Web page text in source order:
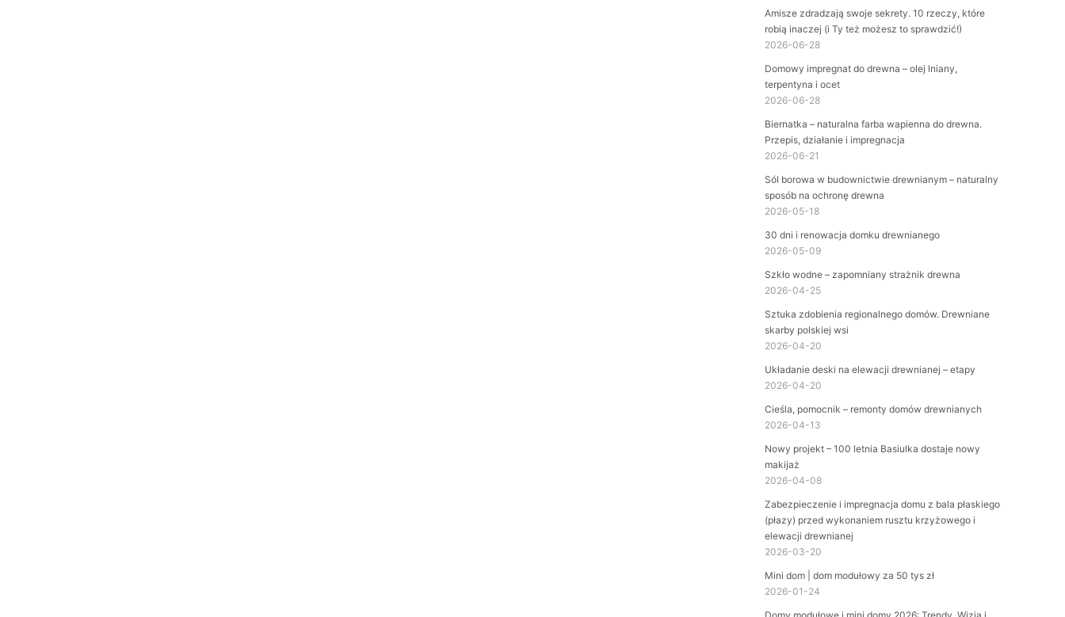
Amisze zdradzają swoje sekrety. 10 rzeczy, które
robią inaczej (i Ty też możesz to sprawdzić!)
2026-06-28
Domowy impregnat do drewna – olej lniany,
terpentyna i ocet
2026-06-28
Biernatka – naturalna farba wapienna do drewna.
Przepis, działanie i impregnacja
2026-06-21
Sól borowa w budownictwie drewnianym – naturalny
sposób na ochronę drewna
2026-05-18
30 dni i renowacja domku drewnianego
2026-05-09
Szkło wodne – zapomniany strażnik drewna
2026-04-25
Sztuka zdobienia regionalnego domów. Drewniane
skarby polskiej wsi
2026-04-20
Układanie deski na elewacji drewnianej – etapy
2026-04-20
Cieśla, pomocnik – remonty domów drewnianych
2026-04-13
Nowy projekt – 100 letnia Basiulka dostaje nowy
makijaż
2026-04-08
Zabezpieczenie i impregnacja domu z bala płaskiego
(płazy) przed wykonaniem rusztu krzyżowego i
elewacji drewnianej
2026-03-20
Mini dom | dom modułowy za 50 tys zł
2026-01-24